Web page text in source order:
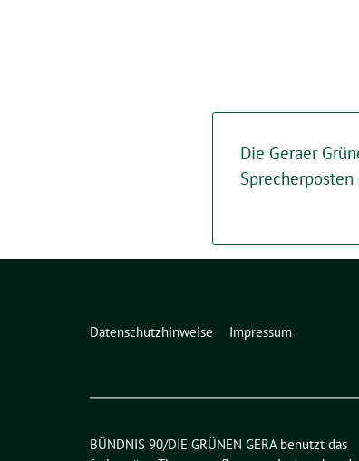
Die Geraer
Datenschutzhinweise Impressum
BÜNDNIS 90/DIE GRÜNEN GERA benutzt das